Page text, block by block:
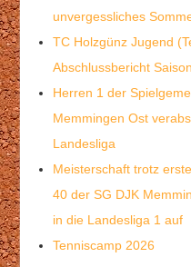
unvergessliches
TC Holzgünz Jugend
Abschlussbericht
Herren 1 der
Memmingen Ost
Landesliga
Meisterschaft trotz
40 der SG DJK
in die Landesliga 1 auf
Tenniscamp 2026